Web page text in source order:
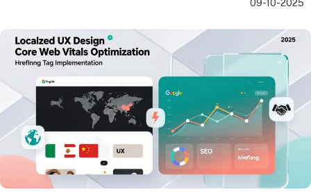
09-10-2025